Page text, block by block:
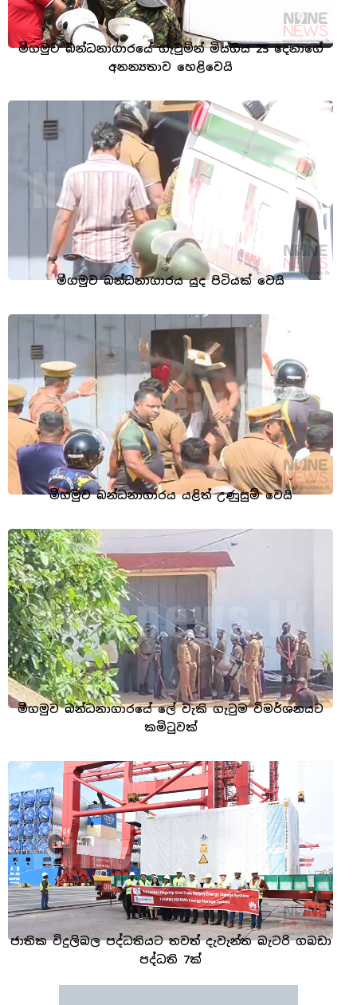
මීගමුව බන්ධනාගාරයේ ගැටුමින් මියගිය 25 දෙනාගේ
අනන්‍යතාව හෙළිවෙයි
මීගමුව බන්ධනාගාරය යුද පිටියක් වෙයි
මීගමුව බන්ධනාගාරය යළිත් උණුසුම් වෙයි
මීගමුව බන්ධනාගාරයේ ලේ වැකි ගැටුම විමර්ශනයට
කමිටුවක්
ජාතික විදුලිබල පද්ධතියට තවත් දැවැන්ත බැටරි ගබඩා
පද්ධති 7ක්